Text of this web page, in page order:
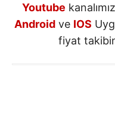
Youtube
Androidve IOS
fiyat